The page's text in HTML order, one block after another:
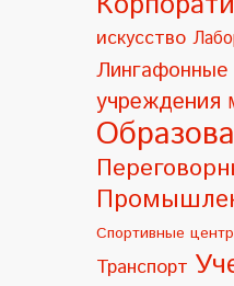
искусство
Лингафонные
учреждения
Спортивные
Транспорт